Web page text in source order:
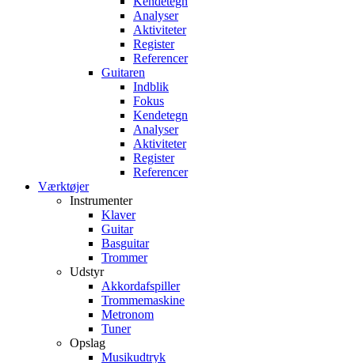
Analyser
Aktiviteter
Register
Referencer
Guitaren
Indblik
Fokus
Kendetegn
Analyser
Aktiviteter
Register
Referencer
Værktøjer
Instrumenter
Klaver
Guitar
Basguitar
Trommer
Udstyr
Akkordafspiller
Trommemaskine
Metronom
Tuner
Opslag
Musikudtryk